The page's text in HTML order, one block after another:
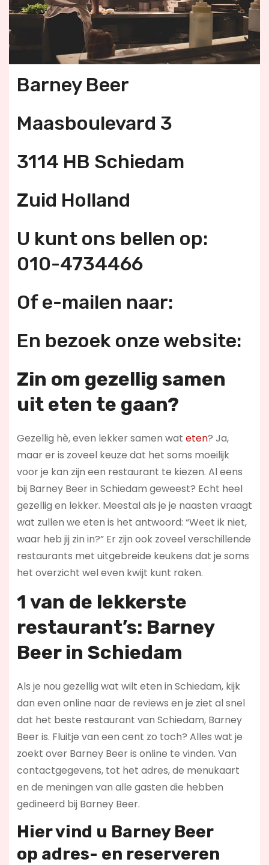
Barney Beer
Maasboulevard 3
3114 HB Schiedam
Zuid Holland
U kunt ons bellen op:
010-4734466
Of e-mailen naar:
En bezoek onze website:
Zin om gezellig samen
uit eten te gaan?
Gezellig hè, even lekker samen wat eten? Ja,
maar er is zoveel keuze dat het soms moeilijk
voor je kan zijn een restaurant te kiezen. Al eens
bij Barney Beer in Schiedam geweest? Echt heel
gezellig en lekker. Meestal als je je naasten vraagt
wat zullen we eten is het antwoord: “Weet ik niet,
waar heb jij zin in?” Er zijn ook zoveel verschillende
restaurants met uitgebreide keukens dat je soms
het overzicht wel even kwijt kunt raken.
1 van de lekkerste
restaurant’s: Barney
Beer in Schiedam
Als je nou gezellig wat wilt eten in Schiedam, kijk
dan even online naar de reviews en je ziet al snel
dat het beste restaurant van Schiedam, Barney
Beer is. Fluitje van een cent zo toch? Alles wat je
zoekt over Barney Beer is online te vinden. Van
contactgegevens, tot het adres, de menukaart
en de meningen van alle gasten die hebben
gedineerd bij Barney Beer.
Hier vind u Barney Beer
op adres- en reserveren